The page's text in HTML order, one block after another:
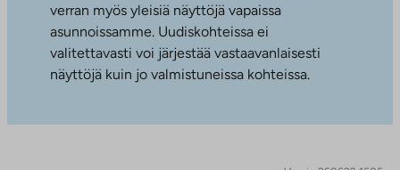
verran myös yleisiä näyttöjä vapaissa
asunnoissamme. Uudiskohteissa ei
valitettavasti voi järjestää vastaavanlaisesti
näyttöjä kuin jo valmistuneissa kohteissa.